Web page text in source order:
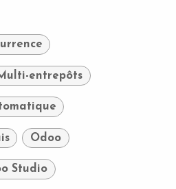
entrepôts
Odoo
Studio